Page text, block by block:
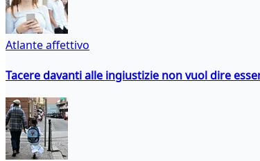
Atlante affettivo
Tacere davanti alle ingiustizie non vuol dire